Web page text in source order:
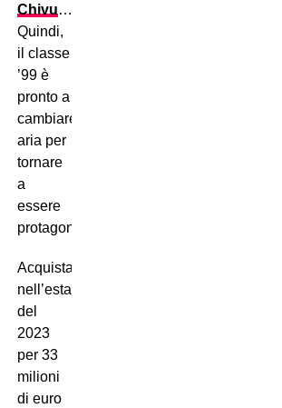
Chivu…
Quindi,
il classe
’99 è
pronto a
cambiare
aria per
tornare
a
essere
protagonista.
Acquistato
nell’estate
del
2023
per 33
milioni
di euro